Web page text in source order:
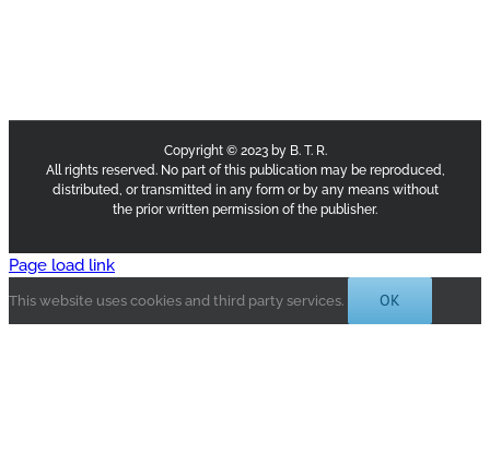
Copyright © 2023 by B. T. R.
All rights reserved. No part of this publication may be reproduced,
distributed, or transmitted in any form or by any means without
the prior written permission of the publisher.
Page load link
This website uses cookies and third party services. OK